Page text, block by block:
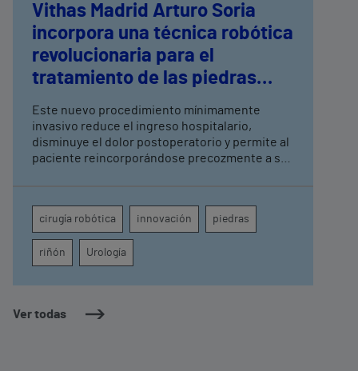
Ver todas
Vithas Madrid Arturo Soria
incorpora una técnica robótica
revolucionaria para el
tratamiento de las piedras
renales complejas
Este nuevo procedimiento mínimamente
invasivo reduce el ingreso hospitalario,
disminuye el dolor postoperatorio y permite al
paciente reincorporándose precozmente a su
cirugía robótica innovación piedras
riñón Urología